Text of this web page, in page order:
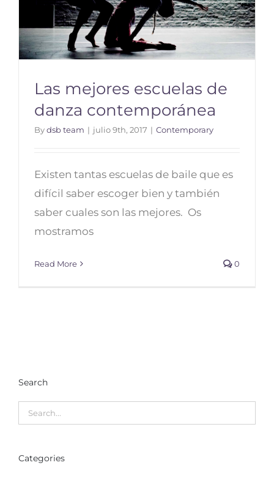
Las mejores escuelas de danza
Las mejores escuelas de
danza contemporánea
Bydsb team | julio 9th, 2017 | Contemporary
Existen tantas escuelas de baile que es
difícil saber escoger bien y también
saber cuales son las mejores. Os
mostramos
Read More 0
Search
Categories